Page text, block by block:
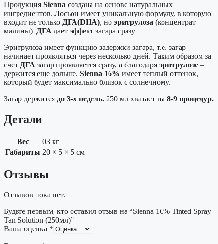
Продукция Sienna создана на основе натуральных
ингредиентов. Лосьон имеет уникальную формулу, в которую
входит не только ДГА(DHA), но эритрулоза (концентрат
малины). ДГА дает эффект загара сразу.
Эритрулоза имеет функцию задержки загара, т.е. загар
начинает проявляться через несколько дней. Таким образом за
счет ДГА загар проявляется сразу, а благодаря эритрулозе –
держится еще дольше. Sienna 16% имеет теплый оттенок,
который будет максимально близок с солнечному.
Загар держится до 3-х недель. 250 мл хватает на 8-9 процедур.
Детали
Вес
03 кг
Габариты 20 × 5 × 5 см
Отзывы
Отзывов пока нет.
Будьте первым, кто оставил отзыв на “Sienna 16% Tinted Spray
Tan Solution (250мл)”
Ваша оценка *